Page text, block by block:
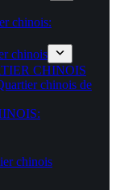
chinois:
chinois
CHINOIS
chinois de
chinois